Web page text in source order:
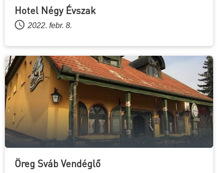
Hotel Négy Évszak
2022. febr. 8.
Öreg Sváb Vendéglő